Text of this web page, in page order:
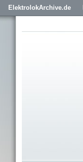
ElektrolokArchive.de